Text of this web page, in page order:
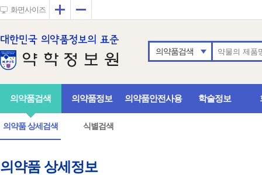
화면사이즈 확대
의약품검색
의약품검색
의약품 상세검색 식별검색
의약품정보 의약품안전사용 학술정보
의약품 상세정보